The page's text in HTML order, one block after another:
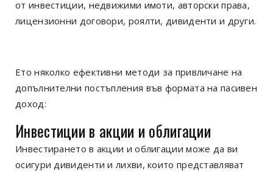
от инвестиции, недвижими имоти, авторски права,
лицензионни договори, роялти, дивиденти и други.
Ето няколко ефективни методи за привличане на
допълнителни постъпления във формата на пасивен
доход:
Инвестиции в акции и облигации
Инвестирането в акции и облигации може да ви
осигури дивиденти и лихви, които представляват